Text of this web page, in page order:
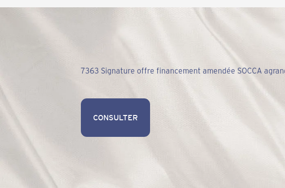
7363 Signature offre financement amendée SOCCA
CONSULTER
CONSULTER